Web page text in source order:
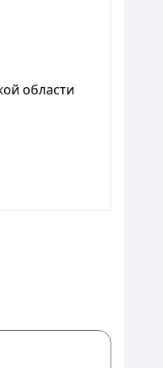
области